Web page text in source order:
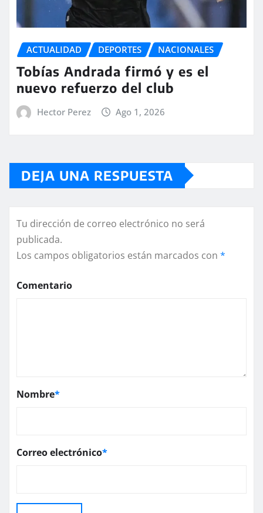
ACTUALIDAD DEPORTES NACIONALES
Tobías Andrada firmó y es el
nuevo refuerzo del club
Hector Perez Ago 1, 2026
DEJA UNA RESPUESTA
Tu dirección de correo electrónico no será
publicada.
Los campos obligatorios están marcados con *
Comentario
Nombre*
Correo electrónico*